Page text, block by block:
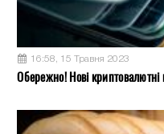
16:58, 15 Травня 2023
Обережно! Нові криптовалютні